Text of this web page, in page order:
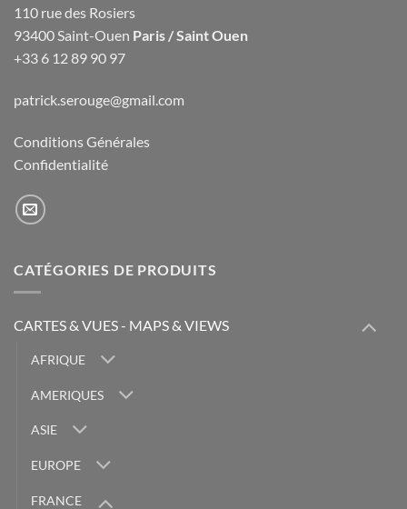
110 rue des Rosiers
93400 Saint-Ouen Paris / Saint Ouen
+33 6 12 89 90 97
patrick.serouge@gmail.com
Conditions Générales
Confidentialité
CATÉGORIES DE PRODUITS
CARTES & VUES - MAPS & VIEWS
AFRIQUE
AMERIQUES
ASIE
EUROPE
FRANCE